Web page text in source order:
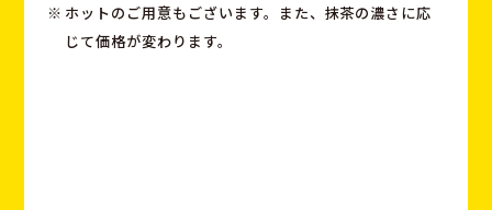
ホットのご用意もございます。また、抹茶の濃さに応
じて価格が変わります。